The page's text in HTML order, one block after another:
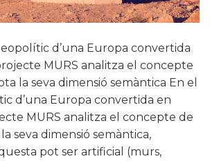
d’una Europa convertida
MURS analitza el concepte
la seva dimensió semàntica En el
d’una Europa convertida en
MURS analitza el concepte de
seva dimensió semàntica,
pot ser artificial (murs,